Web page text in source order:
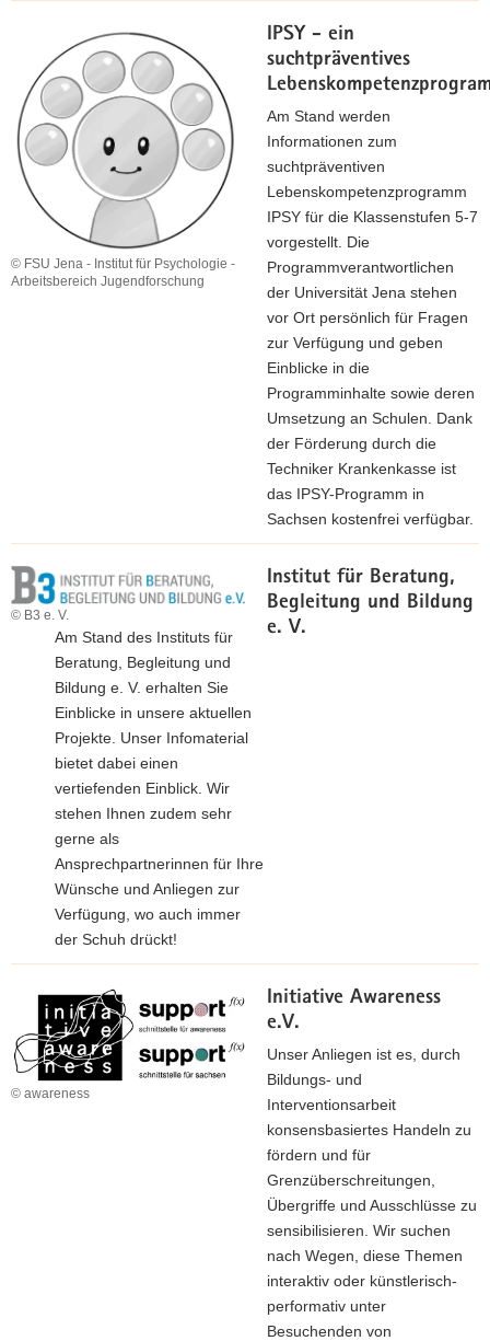
IPSY - ein
suchtpräventives
© FSU Jena - Institut für Psychologie -
Arbeitsbereich Jugendforschung
Am Stand werden
Informationen zum
suchtpräventiven
Lebenskompetenzprogramm
IPSY für die Klassenstufen 5-7
vorgestellt. Die
Programmverantwortlichen
der Universität Jena stehen
vor Ort persönlich für Fragen
zur Verfügung und geben
Einblicke in die
Programminhalte sowie deren
Umsetzung an Schulen. Dank
der Förderung durch die
Techniker Krankenkasse ist
das IPSY-Programm in
Sachsen kostenfrei verfügbar.
Institut für Beratung,
Begleitung und Bildung
e. V.
© B3 e. V.
Am Stand des Instituts für
Beratung, Begleitung und
Bildung e. V. erhalten Sie
Einblicke in unsere aktuellen
Projekte. Unser Infomaterial
bietet dabei einen
vertiefenden Einblick. Wir
stehen Ihnen zudem sehr
gerne als
Ansprechpartnerinnen für Ihre
Wünsche und Anliegen zur
Verfügung, wo auch immer
der Schuh drückt!
Initiative Awareness
e.V.
© awareness
Unser Anliegen ist es, durch
Bildungs- und
Interventionsarbeit
konsensbasiertes Handeln zu
fördern und für
Grenzüberschreitungen,
Übergriffe und Ausschlüsse zu
sensibilisieren. Wir suchen
nach Wegen, diese Themen
interaktiv oder künstlerisch-
performativ unter
Besuchenden von